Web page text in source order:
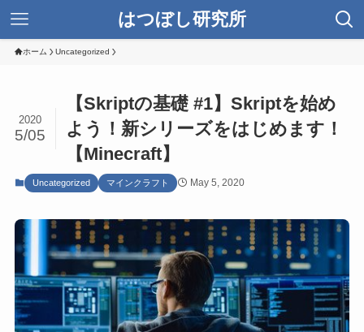
はつぼし研究所
ホーム Uncategorized
【Skriptの基礎 #1】Skriptを始め
よう！新シリーズをはじめます！
【Minecraft】
2020
5/05
Uncategorized マインクラフト May 5, 2020